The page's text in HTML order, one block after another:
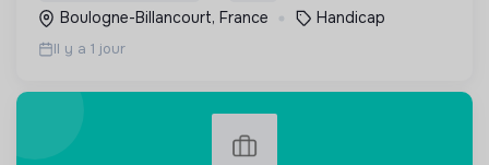
Boulogne-Billancourt, France Handicap
Il y a 1 jour